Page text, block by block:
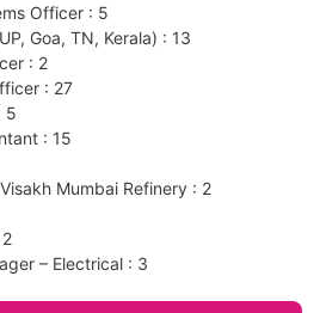
Officer : 5
Goa, TN, Kerala) : 13
: 2
: 27
5
: 15
Mumbai Refinery : 2
– Electrical : 3